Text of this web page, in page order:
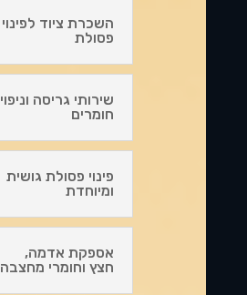
השכרת ציוד לפינוי
פסולת
שירותי גריסה וניפוי
חומרים
פינוי פסולת גושית
ומיוחדת
אספקת אדמה,
חצץ וחומרי מחצבה